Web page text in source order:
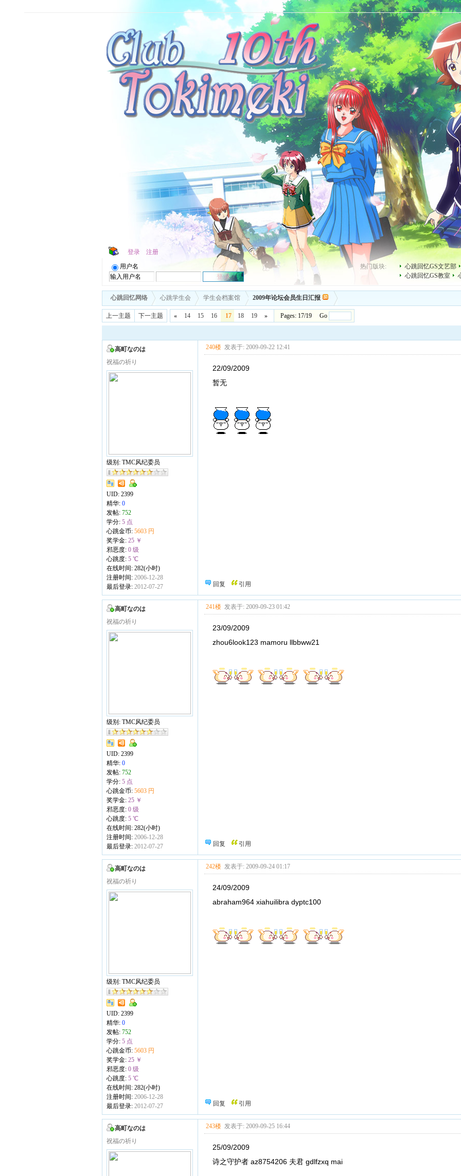
登录 注册
用户名 热门版块:
心跳回忆GS文艺部
心跳回忆GS教室
心跳回忆网络 心跳学生会 学生会档案馆 2009年论坛会员生日汇报
上一主题 下一主题 « 14 15 16 17 18 19 » Pages: 17/19 Go
高町なのは
祝福の祈り
级别: TMC风纪委员
UID: 2399
精华: 0
发帖: 752
学分: 5 点
心跳金币: 5603 円
奖学金: 25 ￥
邪恶度: 0 级
心跳度: 5 ℃
在线时间: 282(小时)
注册时间: 2006-12-28
最后登录: 2012-07-27
240楼 发表于: 2009-09-22 12:41
22/09/2009
暂无
回复 引用
高町なのは
祝福の祈り
级别: TMC风纪委员
UID: 2399
精华: 0
发帖: 752
学分: 5 点
心跳金币: 5603 円
奖学金: 25 ￥
邪恶度: 0 级
心跳度: 5 ℃
在线时间: 282(小时)
注册时间: 2006-12-28
最后登录: 2012-07-27
241楼 发表于: 2009-09-23 01:42
23/09/2009
zhou6look123 mamoru llbbww21
回复 引用
高町なのは
祝福の祈り
级别: TMC风纪委员
UID: 2399
精华: 0
发帖: 752
学分: 5 点
心跳金币: 5603 円
奖学金: 25 ￥
邪恶度: 0 级
心跳度: 5 ℃
在线时间: 282(小时)
注册时间: 2006-12-28
最后登录: 2012-07-27
242楼 发表于: 2009-09-24 01:17
24/09/2009
abraham964 xiahuilibra dyptc100
回复 引用
高町なのは
祝福の祈り
243楼 发表于: 2009-09-25 16:44
25/09/2009
诗之守护者 az8754206 夫君 gdlfzxq mai